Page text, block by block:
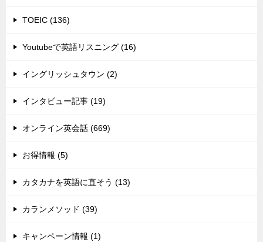
TOEIC (136)
Youtubeで英語リスニング (16)
イングリッシュタウン (2)
インタビュー記事 (19)
オンライン英会話 (669)
お得情報 (5)
カタカナを英語に直そう (13)
カランメソッド (39)
キャンペーン情報 (1)